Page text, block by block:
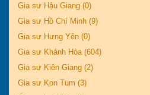
Gia sư Hậu Giang (0)
Gia sư Hồ Chí Minh (9)
Gia sư Hưng Yên (0)
Gia sư Khánh Hòa (604)
Gia sư Kiên Giang (2)
Gia sư Kon Tum (3)